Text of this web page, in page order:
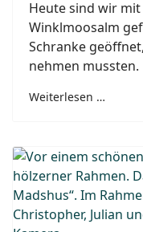
Heute sind wir
Winklmoosalm
Schranke
nehmen mussten.
Weiterlesen …